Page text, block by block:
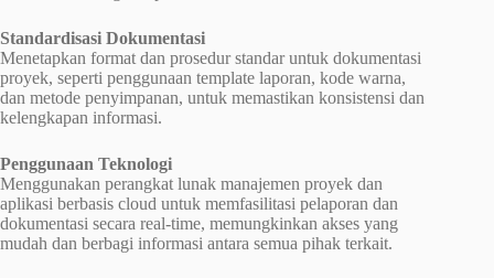
Standardisasi Dokumentasi
Menetapkan format dan prosedur standar untuk dokumentasi
proyek, seperti penggunaan template laporan, kode warna,
dan metode penyimpanan, untuk memastikan konsistensi dan
kelengkapan informasi.
Penggunaan Teknologi
Menggunakan perangkat lunak manajemen proyek dan
aplikasi berbasis cloud untuk memfasilitasi pelaporan dan
dokumentasi secara real-time, memungkinkan akses yang
mudah dan berbagi informasi antara semua pihak terkait.